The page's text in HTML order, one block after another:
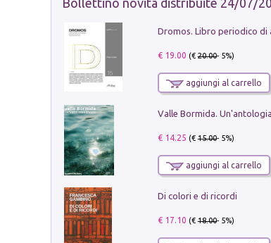
€ 19.00 (€20.00- 5%)
aggiungi al carrello
Valle Bormida.
€ 14.25 (€15.00- 5%)
aggiungi al carrello
Di colori e di ricordi
€ 17.10 (€18.00- 5%)